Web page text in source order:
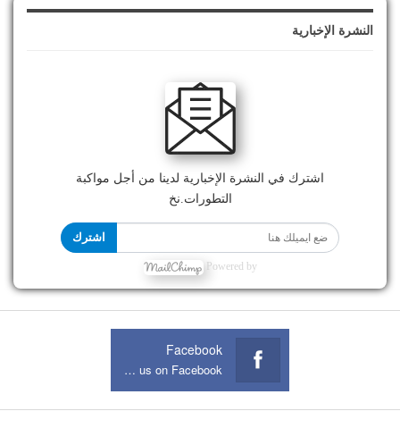
النشرة الإخبارية
اشترك في النشرة الإخبارية لدينا من أجل مواكبة
التطورات.نخ
اشترك
Powered by
Facebook
Join us on Facebook